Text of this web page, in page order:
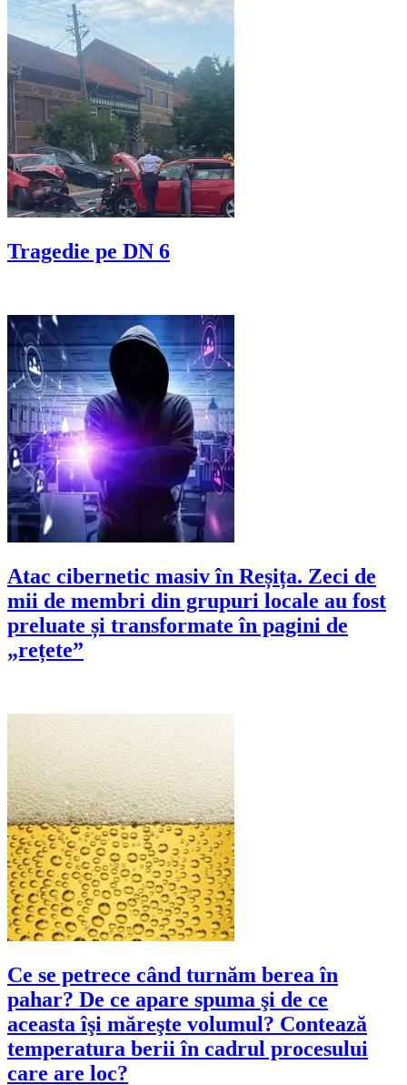
Tragedie pe DN 6
Atac cibernetic masiv în Reșița. Zeci de
mii de membri din grupuri locale au fost
preluate și transformate în pagini de
„rețete”
Ce se petrece când turnăm berea în
pahar? De ce apare spuma şi de ce
aceasta îşi măreşte volumul? Contează
temperatura berii în cadrul procesului
care are loc?